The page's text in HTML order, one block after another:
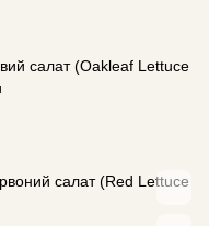
салат (Oakleaf Lettuce